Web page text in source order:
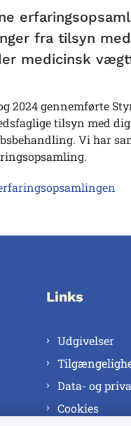
fra tilsyn
medicinsk
2024 gennemførte
tilsyn med
Vi har
Links
Udgivelser
Data- og
Cookies